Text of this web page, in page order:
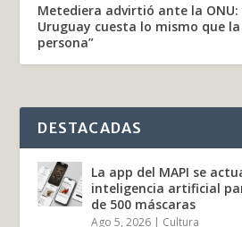
Metediera advirtió ante la ONU:
Uruguay cuesta lo mismo que
persona”
DESTACADAS
La app del MAPI se
inteligencia artificial
de 500 máscaras
Ago 5, 2026 | Cultura